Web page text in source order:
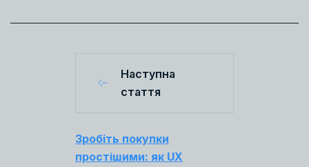
Наступна
стаття
Зробіть покупки
простішими: як UX